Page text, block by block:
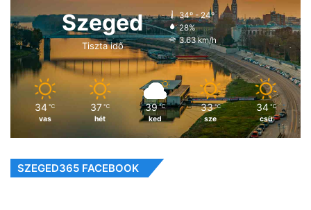
Szeged
Tiszta idő
34º - 24º
28%
3.63 km/h
34 ℃
vas
37 ℃
hét
39 ℃
ked
33 ℃
sze
34 ℃
csü
SZEGED365 FACEBOOK